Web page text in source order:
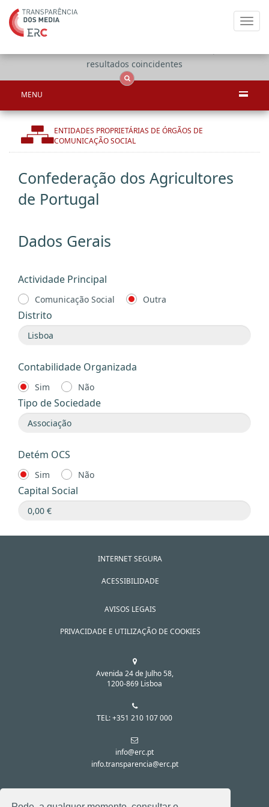
resultados coincidentes
MENU
ENTIDADES PROPRIETÁRIAS DE ÓRGÃOS DE
COMUNICAÇÃO SOCIAL
Confederação dos Agricultores
de Portugal
Dados Gerais
Actividade Principal
Comunicação Social Outra
Distrito
Contabilidade Organizada
Sim Não
Tipo de Sociedade
Detém OCS
Sim Não
Capital Social
INTERNET SEGURA
ACESSIBILIDADE
AVISOS LEGAIS
PRIVACIDADE E UTILIZAÇÃO DE COOKIES
Avenida 24 de Julho 58,
1200-869 Lisboa
TEL: +351 210 107 000
info@erc.pt
info.transparencia@erc.pt